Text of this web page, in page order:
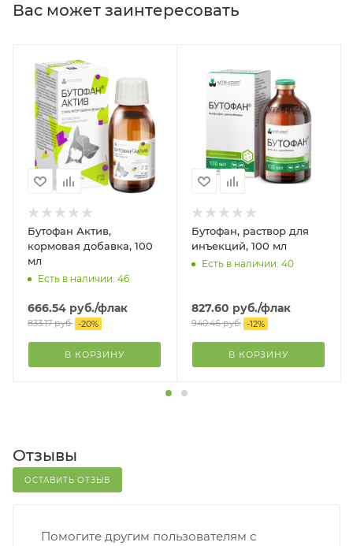
Вас может заинтересовать
Бутофан Актив,
кормовая добавка, 100
мл
Есть в наличии: 46
666.54 руб./флак
833.17руб. -20%
В КОРЗИНУ
Бутофан, раствор для
инъекций, 100 мл
Есть в наличии: 40
827.60 руб./флак
940.46руб. -12%
В КОРЗИНУ
Отзывы
ОСТАВИТЬ ОТЗЫВ
Помогите другим пользователям с